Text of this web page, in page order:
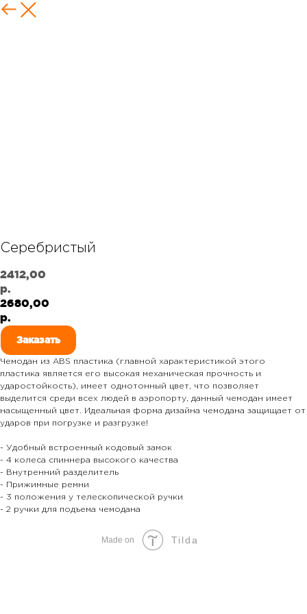
Серебристый
2412,00
р.
2680,00
р.
Заказать
Чемодан из ABS пластика (главной характеристикой этого
пластика является его высокая механическая прочность и
ударостойкость), имеет однотонный цвет, что позволяет
выделится среди всех людей в аэропорту, данный чемодан имеет
насыщенный цвет. Идеальная форма дизайна чемодана защищает от
ударов при погрузке и разгрузке!
- Удобный встроенный кодовый замок
- 4 колеса спиннера высокого качества
- Внутренний разделитель
- Прижимные ремни
- 3 положения у телескопической ручки
- 2 ручки для подъема чемодана
Made on Tilda